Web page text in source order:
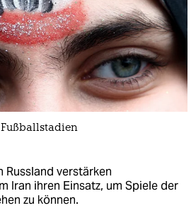
Russland verstärken
Iran ihren Einsatz, um Spiele der
zu können.